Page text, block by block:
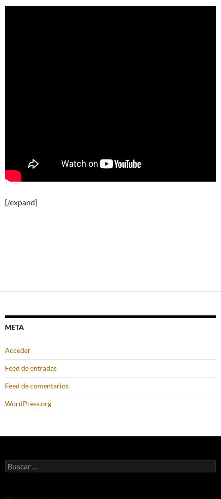
[/expand]
META
Acceder
Feed de entradas
Feed de comentarios
WordPress.org
Buscar: